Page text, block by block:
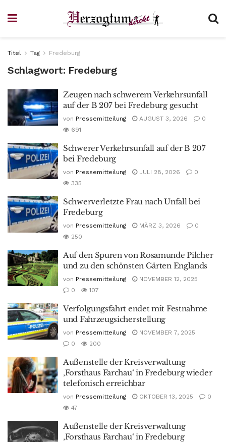
Titel Tag Fredeburg
Schlagwort: Fredeburg
Zeugen nach schwerem Verkehrsunfall
auf der B 207 bei Fredeburg gesucht
von Pressemitteilung AUGUST 3, 2026
0
691
Schwerer Verkehrsunfall auf der B 207
bei Fredeburg
von Pressemitteilung JULI 28, 2026
0
335
Schwerverletzte Frau nach Unfall bei
Fredeburg
von Pressemitteilung MÄRZ 3, 2026
0
250
Auf den Spuren von Rosamunde Pilcher
und zu den schönsten Gärten Englands
von Pressemitteilung
NOVEMBER 12, 2025
0
107
Verfolgungsfahrt endet mit Festnahme
und Fahrzeugsicherstellung
von Pressemitteilung
NOVEMBER 7, 2025
0
200
Außenstelle der Kreisverwaltung
‚Forsthaus Farchau‘ in Fredeburg wieder
telefonisch erreichbar
von Pressemitteilung OKTOBER 13, 2025
0
47
Außenstelle der Kreisverwaltung
‚Forsthaus Farchau‘ in Fredeburg